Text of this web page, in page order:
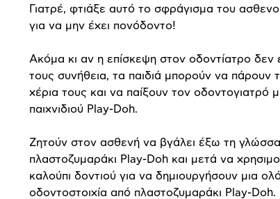
Γιατρέ, φτιάξε αυτό το σφράγισμα του
για να μην έχει πονόδοντο!
Ακόμα κι αν η επίσκεψη στον οδοντίατρο δεν
τους συνήθεια, τα παιδιά μπορούν να πάρουν
χέρια τους και να παίξουν τον οδοντογιατρό
παιχνιδιού Play-Doh.
Ζητούν στον ασθενή να βγάλει έξω τη
πλαστοζυμαράκι Play-Doh και μετά να
καλούπι δοντιού για να δημιουργήσουν μια
οδοντοστοιχία από πλαστοζυμαράκι Play-Doh.